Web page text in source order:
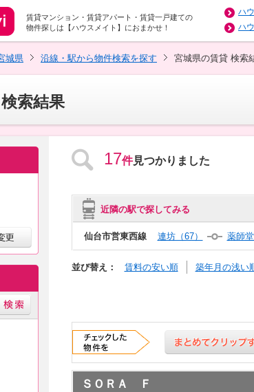
賃貸マンション・賃貸アパート・賃貸一戸建ての
物件探しは【ハウスメイト】におまかせ！
ハ
ハ
城県 沿線・駅から物件検索を探す 宮城県の賃貸 検索
索結果
17件見つかりました
近隣の駅で探してみる
仙台市営東西線 連坊（67） 薬師堂
並び替え： 賃料の安い順 築年月の浅い
ＳＯＲＡ Ｆ